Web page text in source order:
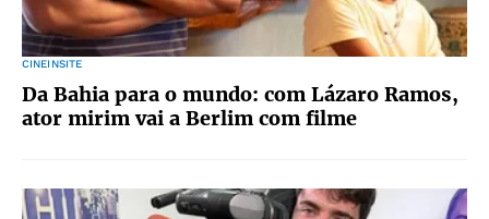
CINEINSITE
Da Bahia para o mundo: com Lázaro Ramos,
ator mirim vai a Berlim com filme